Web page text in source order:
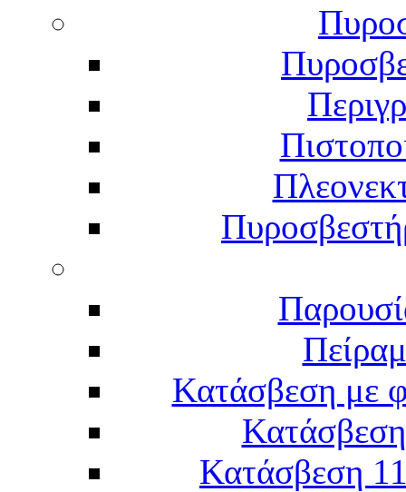
Κατάσβεση με
Κατάσβεση